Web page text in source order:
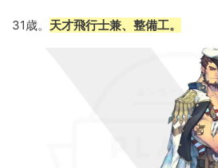
31歳。 天才飛行士兼、整備工。